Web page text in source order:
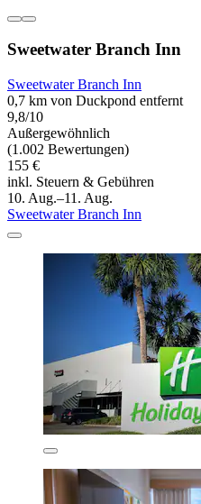
Sweetwater Branch Inn
Sweetwater Branch Inn
0,7 km von Duckpond entfernt
9,8/10
Außergewöhnlich
(1.002 Bewertungen)
155 €
inkl. Steuern & Gebühren
10. Aug.–11. Aug.
Sweetwater Branch Inn